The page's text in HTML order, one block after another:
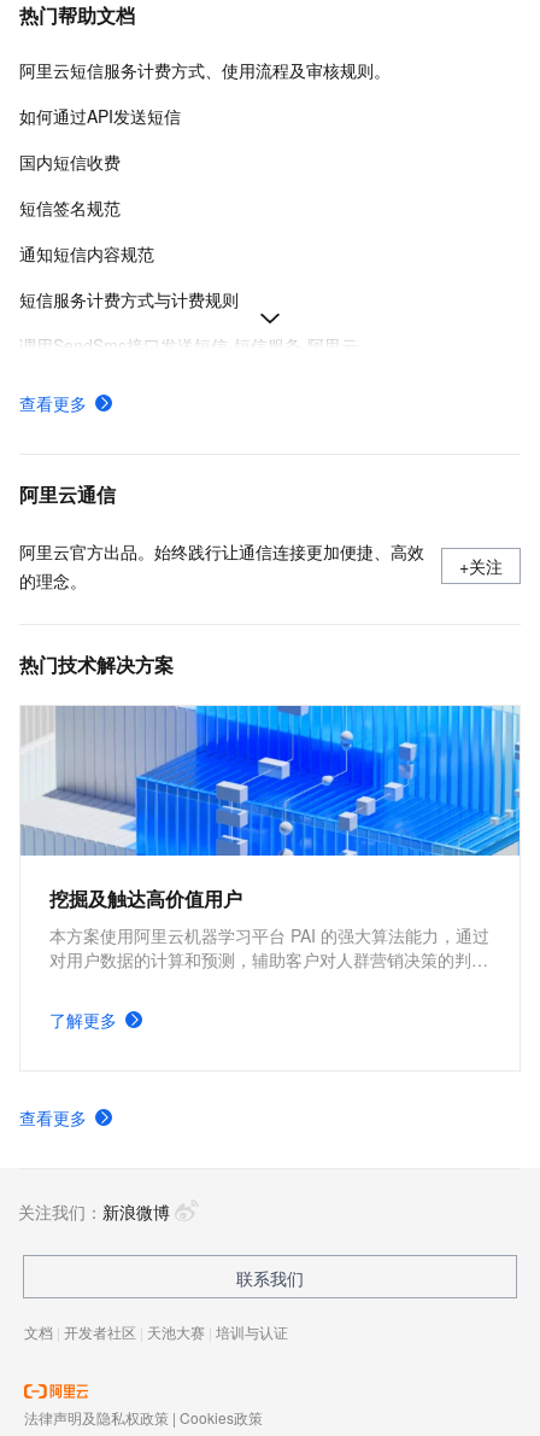
热门帮助文档
阿里云短信服务计费方式、使用流程及审核规则。
如何通过API发送短信
国内短信收费
短信签名规范
通知短信内容规范
短信服务计费方式与计费规则
调用SendSms接口发送短信-短信服务-阿里云
申请短信签名
查看更多
阿里云通信
阿里云官方出品。始终践行让通信连接更加便捷、高效
的理念。
+关注
热门技术解决方案
挖掘及触达高价值用户
本方案使用阿里云机器学习平台 PAI 的强大算法能力，通过
对用户数据的计算和预测，辅助客户对人群营销决策的判
景，帮助客户降低成本，提高效率，客户可通过短信的方式
触达用户，完成营销触达的全链路操作。
了解更多
查看更多
关注我们： 新浪微博
联系我们
文档 | 开发者社区 | 天池大赛 | 培训与认证
法律声明及隐私权政策 | Cookies政策